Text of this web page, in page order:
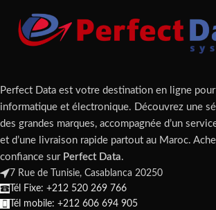
Perfect Data est votre destination en ligne
informatique et électronique. Découvrez une
des grandes marques, accompagnée d’un
et d’une livraison rapide partout au Maroc.
confiance sur Perfect Data.
7 Rue de Tunisie, Casablanca 20250
Tél Fixe: +212 520 269 766
Tél mobile: +212 606 694 905